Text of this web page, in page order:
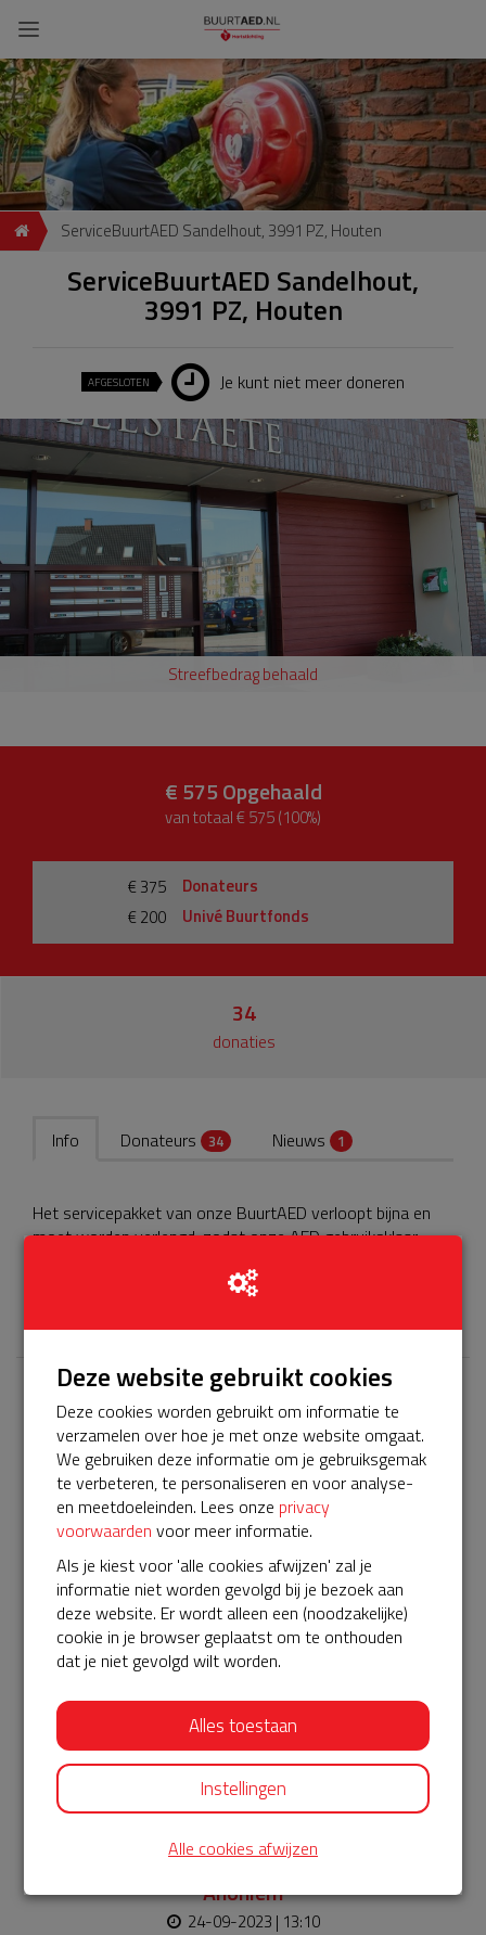
ServiceBuurtAED Sandelhout, 3991 PZ, Houten
ServiceBuurtAED Sandelhout,
3991 PZ, Houten
AFGESLOTEN Je kunt niet meer doneren
Streefbedrag behaald
€ 575Opgehaald
van totaal € 575 (100%)
€ 375
Donateurs
€ 200
Univé Buurtfonds
34
donaties
Info Donateurs 34 Nieuws 1
Het servicepakket van onze BuurtAED verloopt bijna en
moet worden verlengd, zodat onze AED gebruiksklaar
Laatste donaties
Bekijk alle
€ 10
Anoniem
24-09-2023 | 13:50
€ 5
Anoniem
€ 10
Anoniem
24-09-2023 | 13:22
€ 10
Anoniem
24-09-2023 | 13:10
Deze website gebruikt cookies
Deze cookies worden gebruikt om informatie te
verzamelen over hoe je met onze website omgaat.
We gebruiken deze informatie om je gebruiksgemak
te verbeteren, te personaliseren en voor analyse-
en meetdoeleinden. Lees onze privacy
voorwaarden voor meer informatie.
Als je kiest voor 'alle cookies afwijzen' zal je
informatie niet worden gevolgd bij je bezoek aan
deze website. Er wordt alleen een (noodzakelijke)
cookie in je browser geplaatst om te onthouden
dat je niet gevolgd wilt worden.
Alles toestaan
Instellingen
Alle cookies afwijzen